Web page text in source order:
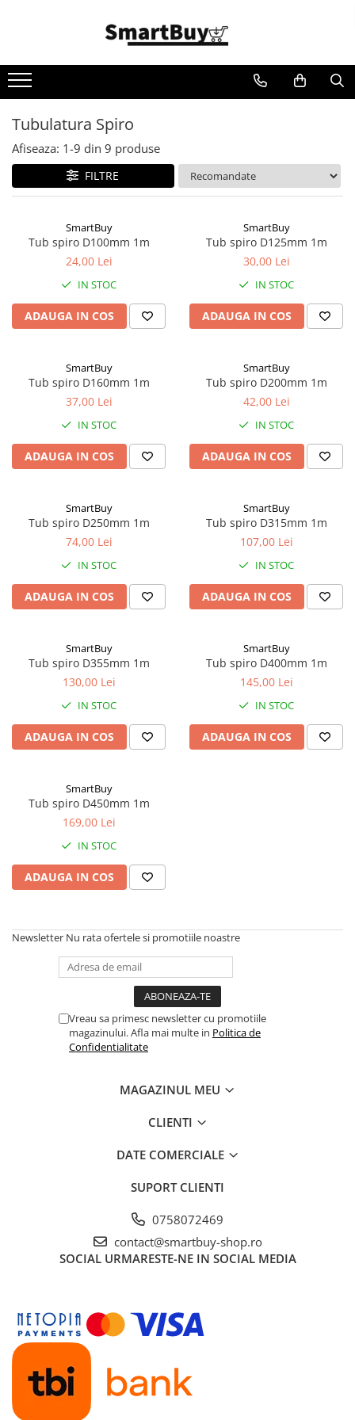
Aer Conditionat
Aer Conditionat - Accesorii
Materiale Climatizare
Benzi Izolatoare
Cablu Electric
Furtun Evacuare
Igienizare si intretinere AC
Teava cupru
Fitinguri Tubulatura
Fitinguri spiro
Fitinguri spiro INOX
Tubulatura Spiro
Tubulatura Flexibila
Tub Flexibil Izolat
Tub Flexibil NeIzolat
Accesorii
Ventilatie
Difuzoare Jet
Difuzoare Turbionare
Grile
Grila Tubulatura
Grile de Pardoseala
Grile Exterior
Grile Liniare Decorative
Anemostate
Accesorii
Produse Arhitecturale
Valve
Izolatii Tehnice
Accesorii
Tubulatura Spiro
Afiseaza: 1-9 din 9 produse
FILTRE
SmartBuy
Tub spiro D100mm 1m
24,00 Lei
IN STOC
ADAUGA IN COS
SmartBuy
Tub spiro D125mm 1m
30,00 Lei
IN STOC
ADAUGA IN COS
SmartBuy
Tub spiro D160mm 1m
37,00 Lei
IN STOC
ADAUGA IN COS
SmartBuy
Tub spiro D200mm 1m
42,00 Lei
IN STOC
ADAUGA IN COS
SmartBuy
Tub spiro D250mm 1m
74,00 Lei
IN STOC
ADAUGA IN COS
SmartBuy
Tub spiro D315mm 1m
107,00 Lei
IN STOC
ADAUGA IN COS
SmartBuy
Tub spiro D355mm 1m
130,00 Lei
IN STOC
ADAUGA IN COS
SmartBuy
Tub spiro D400mm 1m
145,00 Lei
IN STOC
ADAUGA IN COS
SmartBuy
Tub spiro D450mm 1m
169,00 Lei
IN STOC
ADAUGA IN COS
Newsletter Nu rata ofertele si promotiile noastre
Vreau sa primesc newsletter cu promotiile
magazinului. Afla mai multe in Politica de
Confidentialitate
MAGAZINUL MEU
CLIENTI
DATE COMERCIALE
SUPORT CLIENTI
0758072469
contact@smartbuy-shop.ro
SOCIAL URMARESTE-NE IN SOCIAL MEDIA